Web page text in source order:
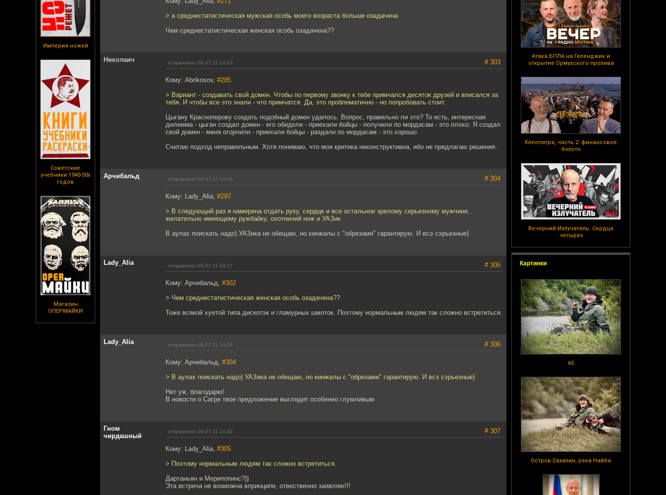
Империя ножей
Советские
учебники 1940-50х
годов
Магазин
ОПЕРМАЙКИ
Атака БПЛА на Геленджик и
открытие Ормузского пролива
Клеопатра, часть 2: финансовое
болото
Вечерний Излучатель: Сердца
четырех
Картинки
65
Остров Сахалин, река Найба
> а среднестатистическая мужская особь моего возраста больше озадачена
Чем среднестатистическая женская особь озадачена??
Николаич отправлено 08.07.11 14:23 # 303
Кому: Abrikosov, #285
> Вариант - создавать свой домен. Чтобы по первому звонку к тебе примчался десяток друзей и вписался за
тебя. И чтобы все это знали - что примчатся. Да, это проблематично - но попробовать стоит.
Цыгану Красноперову создать подобный домен удалось. Вопрос, правильно ли это? То есть, интересная
дилемма - цыган создал домен - его обидели - приехали бойцы - получили по мордасам - это плохо. Я создал
свой домен - меня огорчили - приехали бойцы - раздали по мордасам - это хорошо.
Считаю подход неправильным. Хотя понимаю, что моя критика неконструктивна, ибо не предлагаю решения.
Арчибальд отправлено 08.07.11 14:26 # 304
Кому: Lady_Alia, #297
> В следующий раз я намерена отдать руку, сердце и все остальное зрелому серьезному мужчине,
желательно имеющему ружбайку, охотничий нож и УАЗик.
В аулах поискать надо) УАЗика не обещаю, но кинжалы с "обрезами" гарантирую. И всэ сэрьезные)
Lady_Alia отправлено 08.07.11 14:27 # 305
Кому: Арчибальд, #302
> Чем среднестатистическая женская особь озадачена??
Тоже всякой хуетой типа дискотэк и гламурных шмоток. Поэтому нормальным людям так сложно встретиться.
Lady_Alia отправлено 08.07.11 14:28 # 306
Кому: Арчибальд, #304
> В аулах поискать надо) УАЗика не обещаю, но кинжалы с "обрезами" гарантирую. И всэ сэрьезные)
Нет уж, благодарю!
В новости о Сагре твое предложение выглядит особенно глумливым
Гном
чирдашный
отправлено 08.07.11 14:32 # 307
Кому: Lady_Alia, #305
> Поэтому нормальным людям так сложно встретиться.
Дартаньян и Мерипопинс?))
Эта встреча не возможна впринципе, отвественно заявляю!!!